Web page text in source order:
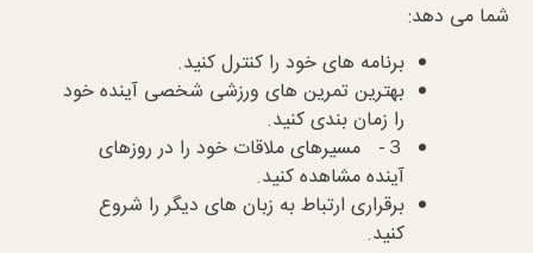
شما می دهد:
برنامه های خود را کنترل کنید.
بهترین تمرین های ورزشی شخصی آینده خود
را زمان بندی کنید.
３- مسیرهای ملاقات خود را در روزهای
آینده مشاهده کنید.
برقراری ارتباط به زبان های دیگر را شروع
کنید.